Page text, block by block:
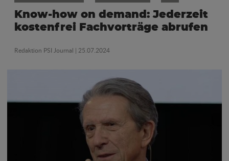
Know-how on demand: Jederzeit
kostenfrei Fachvorträge abrufen
Redaktion PSI Journal | 25.07.2024